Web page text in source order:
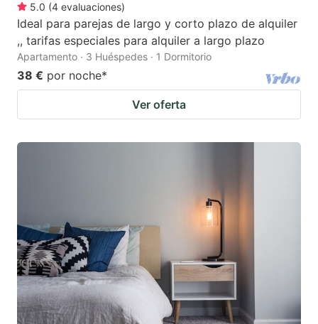
5.0 (4 evaluaciones)
Ideal para parejas de largo y corto plazo de alquiler
,, tarifas especiales para alquiler a largo plazo
Apartamento · 3 Huéspedes · 1 Dormitorio
38 € por noche*
Ver oferta